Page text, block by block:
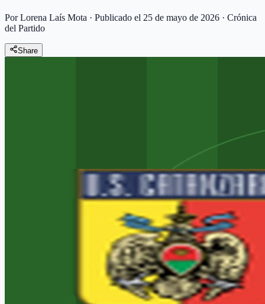
Por Lorena Laís Mota · Publicado el 25 de mayo de 2026 · Crónica
del Partido
Share